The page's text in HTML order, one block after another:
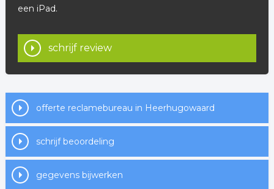
een iPad.
schrijf review
offerte reclamebureau in Heerhugowaard
schrijf beoordeling
gegevens bijwerken